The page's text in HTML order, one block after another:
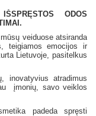
ODOS
veiduose atsiranda
teigiamos emocijos ir
Lietuvoje, pasitelkus
inovatyvius atradimus
įmonių, savo veiklos
padeda spręsti